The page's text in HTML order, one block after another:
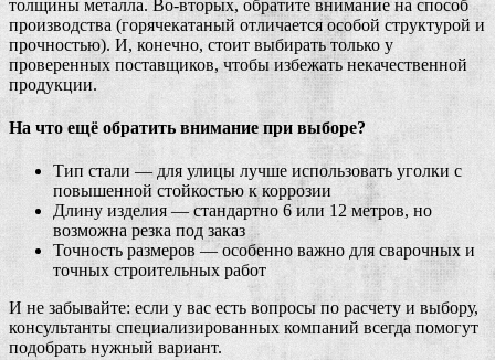
толщины металла. Во-вторых, обратите внимание на способ
производства (горячекатаный отличается особой структурой и
прочностью). И, конечно, стоит выбирать только у
проверенных поставщиков, чтобы избежать некачественной
продукции.
На что ещё обратить внимание при выборе?
Тип стали — для улицы лучше использовать уголки с
повышенной стойкостью к коррозии
Длину изделия — стандартно 6 или 12 метров, но
возможна резка под заказ
Точность размеров — особенно важно для сварочных и
точных строительных работ
И не забывайте: если у вас есть вопросы по расчету и выбору,
консультанты специализированных компаний всегда помогут
подобрать нужный вариант.